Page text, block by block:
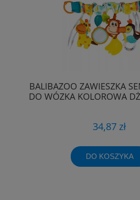
BALIBAZOO ZAWIESZKA
DO WÓZKA KOLOROWA
34,87 zł
DO KOSZYKA